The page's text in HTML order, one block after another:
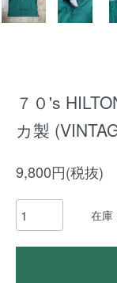
７０'s
カ製
9,800円(税抜)
在庫